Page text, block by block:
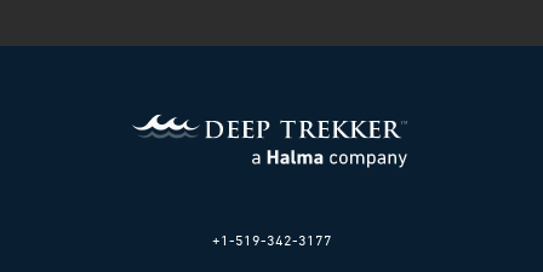
+1-519-342-3177